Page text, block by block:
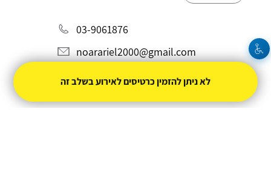
03-9061876
noarariel2000@gmail.com
לא ניתן להזמין כרטיסים לאירוע בשלב זה